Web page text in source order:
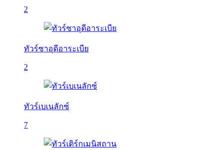
2
ทัวร์ซาอุดีอาระเบีย
2
ทัวร์เบเนลักซ์
7